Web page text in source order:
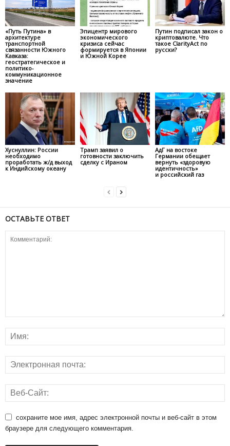
«Путь Путина» в
архитектуре
транспортной
связанности Южного
Кавказа:
геостратегическое и
политико-
коммуникационное
значение
Эпицентр мирового
экономического
кризиса сейчас
формируется в Японии
и Южной Корее
Путин подписал закон о
криптовалюте. Что
такое ClarityAct по
русски?
Хуснуллин: России
необходимо
проработать ж/д выход
к Индийскому океану
Трамп заявил о
готовности заключить
сделку с Ираном
АдГ на востоке
Германии обещает
вернуть «здоровую
идентичность»
и российский газ
ОСТАВЬТЕ ОТВЕТ
сохраните мое имя, адрес электронной почты и веб-сайт в этом
браузере для следующего комментария.